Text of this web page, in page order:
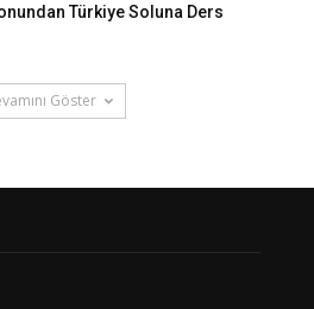
Türkiye Soluna Ders
Göster